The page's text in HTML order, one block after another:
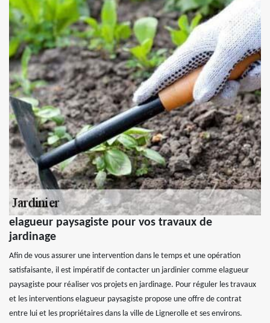
elagueur paysagiste pour vos travaux de
jardinage
Afin de vous assurer une intervention dans le temps et une opération
satisfaisante, il est impératif de contacter un jardinier comme elagueur
paysagiste pour réaliser vos projets en jardinage. Pour réguler les travaux
et les interventions elagueur paysagiste propose une offre de contrat
entre lui et les propriétaires dans la ville de Lignerolle et ses environs.